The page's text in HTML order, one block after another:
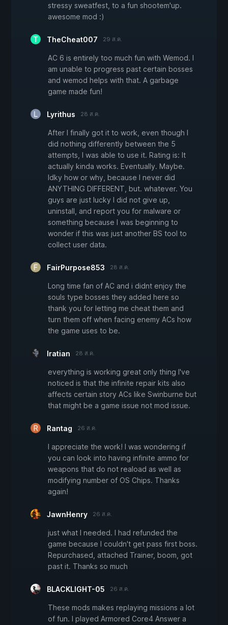
stressy sweatfest, to a fun shootem'up.
awesome mod :)
TheCheat007 29 ส.ค.
AC 6 is entirely too much fun with Wemod. I
am unable to progress past certain bosses
and wemod helps with that. A garbage
game made fun!
Lyrithus 28 ส.ค.
After I finally got it to work, even though I
did nothing differently between the 5
attempts, I was able to use it. Rating is: It
actually kinda works. Eventually. Maybe.
Idky how or why, because I never did
ANYTHING DIFFERENT, but. whatever. You
guys are just lucky I did not give up,
uninstall, and report you for malware or
something because I was beginning to
wonder if this was just another BS tool to
collect user data.
FairPurpose853 28 ส.ค.
Long time fan of AC and i didnt enjoy the
souls type bosses they added here so
thank you for letting me cheat them and
turn them off when facing enemy ACs how
the game uses to be.
Iratian 28 ส.ค.
everything is working great only thing I've
noticed is that the infinite repair kits also
affects certain story ACs like Swinburne but
that might be a game issue not mod issue.
Rantag 26 ส.ค.
I appreciate the work! I was wondering if
you can look into having infinite ammo for
weapons that do not reaload as well as
modifying number of OS Chips. Thanks
again!
JawnHenry 26 ส.ค.
just what I needed. I had refunded the
game because I couldn't get pass first boss.
Repurchased, attached Trainer, boom, got
past it. Thanks so much
BLACKLIGHT-05 26 ส.ค.
These mods makes replaying missions a lot
of fun. I played Armored Core4 Answer a